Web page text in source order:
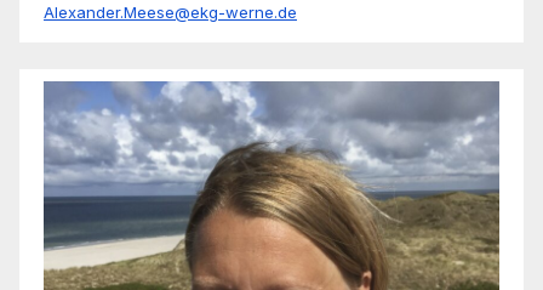
Alexander.Meese@ekg-werne.de